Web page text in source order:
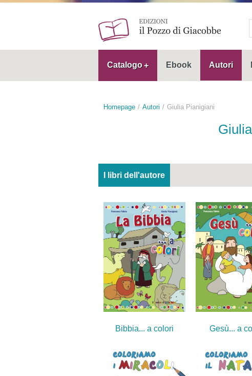
Catalogo Ebook Autori
Homepage Autori Giulia Pianigiani
I libri dell'autore
Bibbia... a colori Gesù... a